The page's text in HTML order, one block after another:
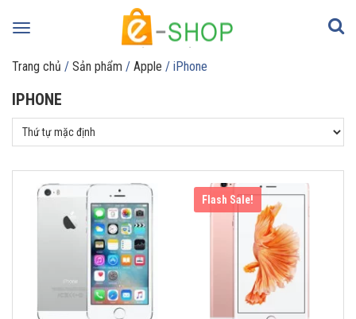
Toggle
Trang chủ / Sản phẩm / Apple / iPhone
IPHONE
Flash Sale!